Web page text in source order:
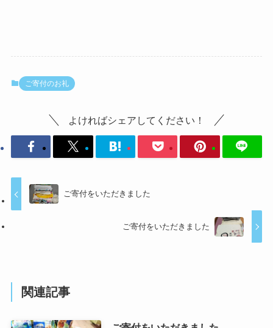
ご寄付のお礼
よければシェアしてください！
ご寄付をいただきました
ご寄付をいただきました
関連記事